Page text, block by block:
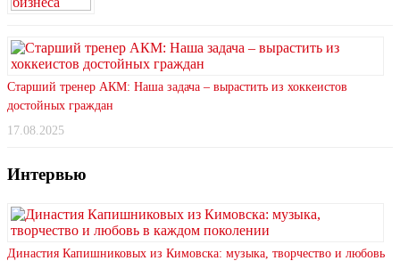
Старший тренер АКМ: Наша задача – вырастить из хоккеистов
достойных граждан
17.08.2025
Интервью
Династия Капишниковых из Кимовска: музыка, творчество и любовь